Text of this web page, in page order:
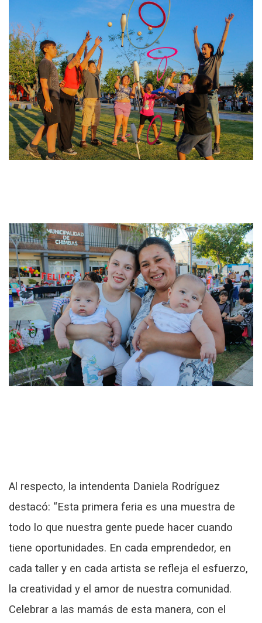
Al respecto, la intendenta Daniela Rodríguez
destacó: “Esta primera feria es una muestra de
todo lo que nuestra gente puede hacer cuando
tiene oportunidades. En cada emprendedor, en
cada taller y en cada artista se refleja el esfuerzo,
la creatividad y el amor de nuestra comunidad.
Celebrar a las mamás de esta manera, con el